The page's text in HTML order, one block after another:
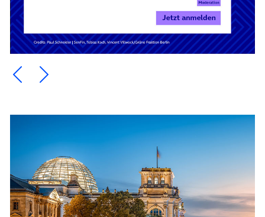
Ein Element zurück blättern
Ein Element weiter blättern